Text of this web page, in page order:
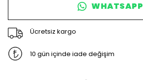
WHATSAPP
Ücretsiz kargo
10 gün içinde iade değişim